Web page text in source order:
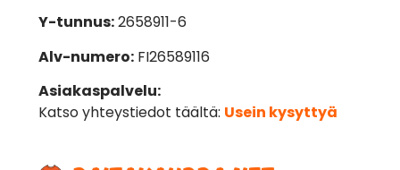
Y-tunnus:2658911-6
Alv-numero:FI26589116
Asiakaspalvelu:
Katso yhteystiedot täältä: Usein kysyttyä